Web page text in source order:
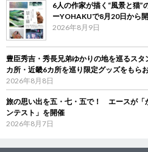
6人の作家が描く“風景と猫
ーYOHAKUで8月20日から
2026年8月9日
豊臣秀吉・秀長兄弟ゆかりの地を巡るス
カ所・近畿6カ所を巡り限定グッズをもら
2026年8月8日
旅の思い出を五・七・五で！ エースが「
ンテスト」を開催
2026年8月7日